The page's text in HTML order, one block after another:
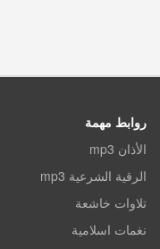
روابط مهمة
الأذان mp3
الرقية الشرعية mp3
تلاوات خاشعة
نغمات اسلامية